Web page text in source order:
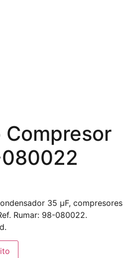
Compresor
35 µF, compresores
Rumar: 98-080022.